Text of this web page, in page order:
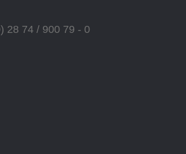
28 74 / 900 79 - 0